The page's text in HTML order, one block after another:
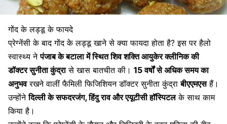
गोंद के लड्डू के फायदे
प्रेग्नेंसी के बाद गोंद के लड्डू खाने से क्या फायदा होता है? इस पर हैलो
स्वास्थ्य नेपंजाब के बटाला में स्थित शिव शक्ति आयुकेर क्लीनिक की
डॉक्टर सुनीता कुंद्रासे खास बातचीत की। 15 वर्षों से अधिक समय का
अनुभवरखने वालीं फैमिली फिजिशियन डॉक्टर सुनीता कुंद्राबीएएमएसहैं।
उन्होंनेदिल्ली के सफदरजंग, हिंदु राव और एयूटीसी हॉस्पिटलके साथ काम
किया है।